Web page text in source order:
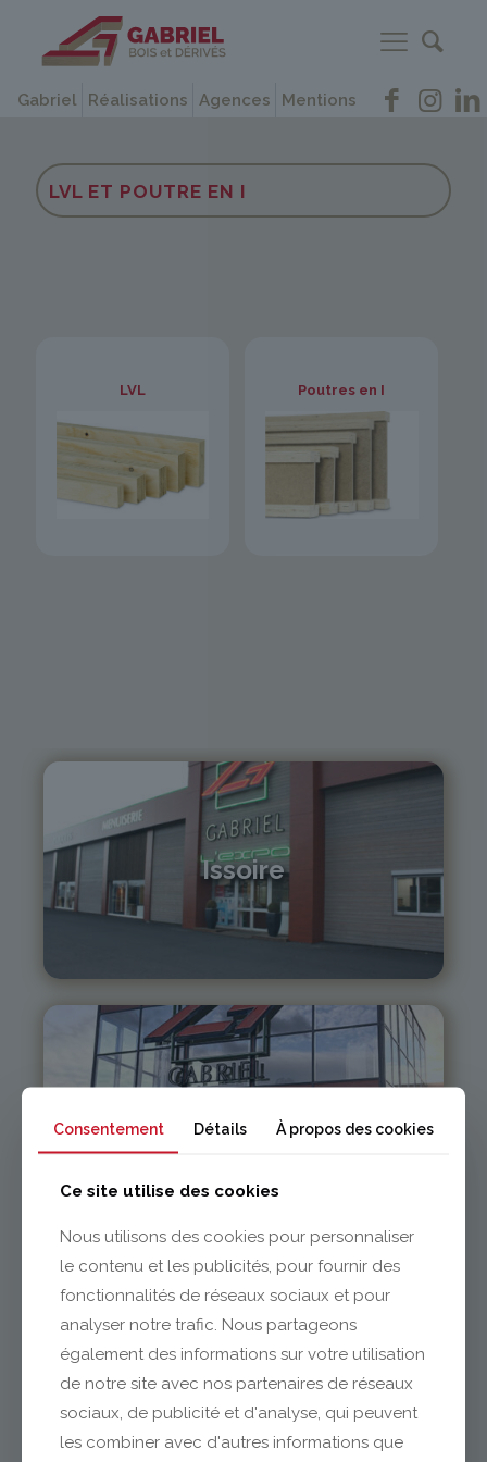
Gabriel Réalisations Agences Mentions
LVL ET POUTRE EN I
LVL Poutres en I
Issoire
04 73 55 06 09
Clermont-Ferrand
04 73 42 18 38
lexpo@gabriel-sa.fr
Vichy / Cusset
04 70 97 56 39
Consentement Détails À propos des cookies
Ce site utilise des cookies
Nous utilisons des cookies pour personnaliser
le contenu et les publicités, pour fournir des
fonctionnalités de réseaux sociaux et pour
analyser notre trafic. Nous partageons
également des informations sur votre utilisation
de notre site avec nos partenaires de réseaux
sociaux, de publicité et d'analyse, qui peuvent
les combiner avec d'autres informations que